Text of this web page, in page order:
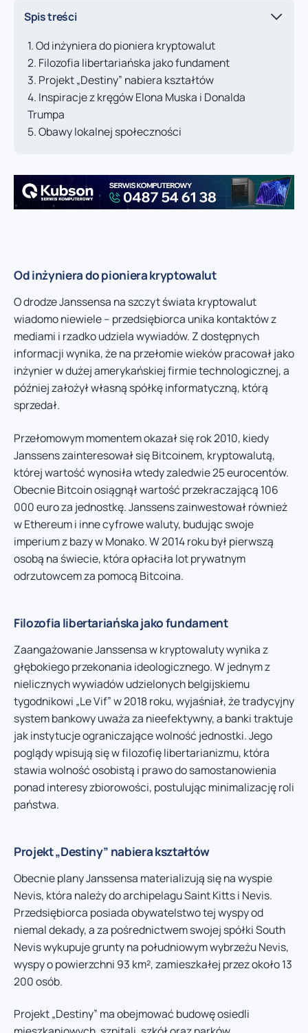
Spis treści
Od inżyniera do pioniera kryptowalut
Filozofia libertariańska jako fundament
Projekt „Destiny” nabiera kształtów
Inspiracje z kręgów Elona Muska i Donalda
Trumpa
Obawy lokalnej społeczności
Od inżyniera do pioniera kryptowalut
O drodze Janssensa na szczyt świata kryptowalut
wiadomo niewiele – przedsiębiorca unika kontaktów z
mediami i rzadko udziela wywiadów. Z dostępnych
informacji wynika, że na przełomie wieków pracował jako
inżynier w dużej amerykańskiej firmie technologicznej, a
później założył własną spółkę informatyczną, którą
sprzedał.
Przełomowym momentem okazał się rok 2010, kiedy
Janssens zainteresował się Bitcoinem, kryptowalutą,
której wartość wynosiła wtedy zaledwie 25 eurocentów.
Obecnie Bitcoin osiągnął wartość przekraczającą 106
000 euro za jednostkę. Janssens zainwestował również
w Ethereum i inne cyfrowe waluty, budując swoje
imperium z bazy w Monako. W 2014 roku był pierwszą
osobą na świecie, która opłaciła lot prywatnym
odrzutowcem za pomocą Bitcoina.
Filozofia libertariańska jako fundament
Zaangażowanie Janssensa w kryptowaluty wynika z
głębokiego przekonania ideologicznego. W jednym z
nielicznych wywiadów udzielonych belgijskiemu
tygodnikowi „Le Vif” w 2018 roku, wyjaśniał, że tradycyjny
system bankowy uważa za nieefektywny, a banki traktuje
jak instytucje ograniczające wolność jednostki. Jego
poglądy wpisują się w filozofię libertarianizmu, która
stawia wolność osobistą i prawo do samostanowienia
ponad interesy zbiorowości, postulując minimalizację roli
państwa.
Projekt „Destiny” nabiera kształtów
Obecnie plany Janssensa materializują się na wyspie
Nevis, która należy do archipelagu Saint Kitts i Nevis.
Przedsiębiorca posiada obywatelstwo tej wyspy od
niemal dekady, a za pośrednictwem swojej spółki South
Nevis wykupuje grunty na południowym wybrzeżu Nevis,
wyspy o powierzchni 93 km², zamieszkałej przez około 13
200 osób.
Projekt „Destiny” ma obejmować budowę osiedli